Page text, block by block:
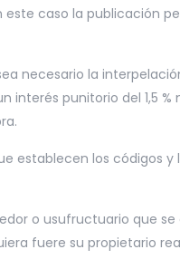
este caso la publicación
necesario la
punitorio del 1,5 %
establecen los códigos y
o usufructuario que se
fuere su propietario